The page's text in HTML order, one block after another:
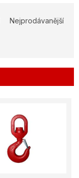
Nejprodávanější